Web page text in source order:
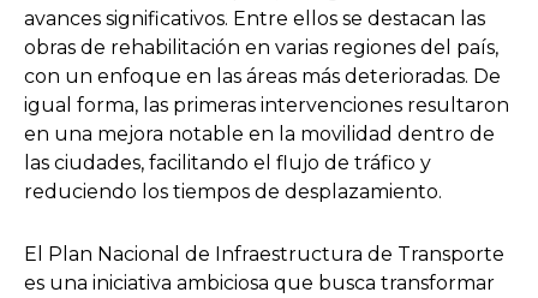
avances significativos. Entre ellos se destacan las
obras de rehabilitación en varias regiones del país,
con un enfoque en las áreas más deterioradas. De
igual forma, las primeras intervenciones resultaron
en una mejora notable en la movilidad dentro de
las ciudades, facilitando el flujo de tráfico y
reduciendo los tiempos de desplazamiento.
El Plan Nacional de Infraestructura de Transporte
es una iniciativa ambiciosa que busca transformar